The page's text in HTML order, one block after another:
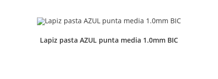
Torre
o
cantidad
Lapiz pasta AZUL punta media 1.0mm BIC